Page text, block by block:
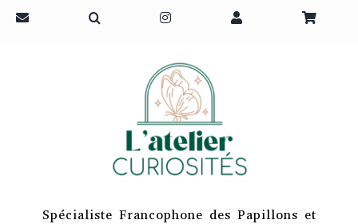
Passer
Spécialiste Francophone des Papillons et